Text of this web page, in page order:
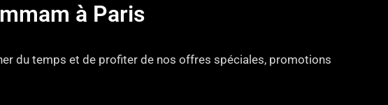
à Paris
du temps et de profiter de nos offres spéciales, promotions